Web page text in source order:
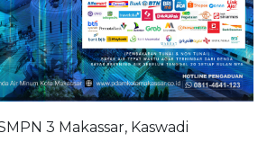
3 Makassar, Kaswadi